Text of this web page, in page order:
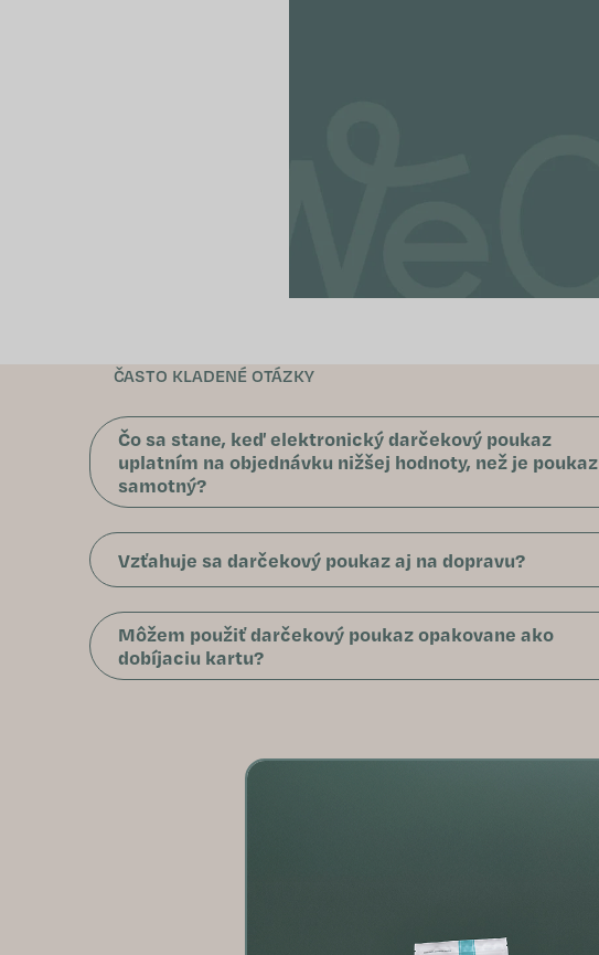
ČASTO KLADENÉ OTÁZKY
Čo sa stane, keď elektronický darčekový poukaz
uplatním na objednávku nižšej hodnoty, než je poukaz
samotný?
Vzťahuje sa darčekový poukaz aj na dopravu?
Môžem použiť darčekový poukaz opakovane ako
dobíjaciu kartu?